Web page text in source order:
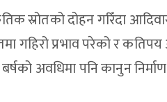
स्रोतको दोहन गरिँदा
गहिरो प्रभाव परेको र
अवधिमा पनि कानुन